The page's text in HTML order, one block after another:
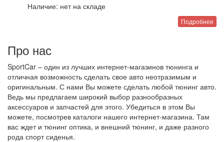
Наличие: нет на складе
Подробнее
Про нас
SportCar – один из лучших интернет-магазинов тюнинга и
отличная возможность сделать свое авто неотразимым и
оригинальным. С нами Вы можете сделать любой тюнинг авто.
Ведь мы предлагаем широкий выбор разнообразных
аксессуаров и запчастей для этого. Убедиться в этом Вы
можете, посмотрев каталоги нашего интернет-магазина. Там
вас ждет и тюнинг оптика, и внешний тюнинг, и даже разного
рода спорт сиденья.